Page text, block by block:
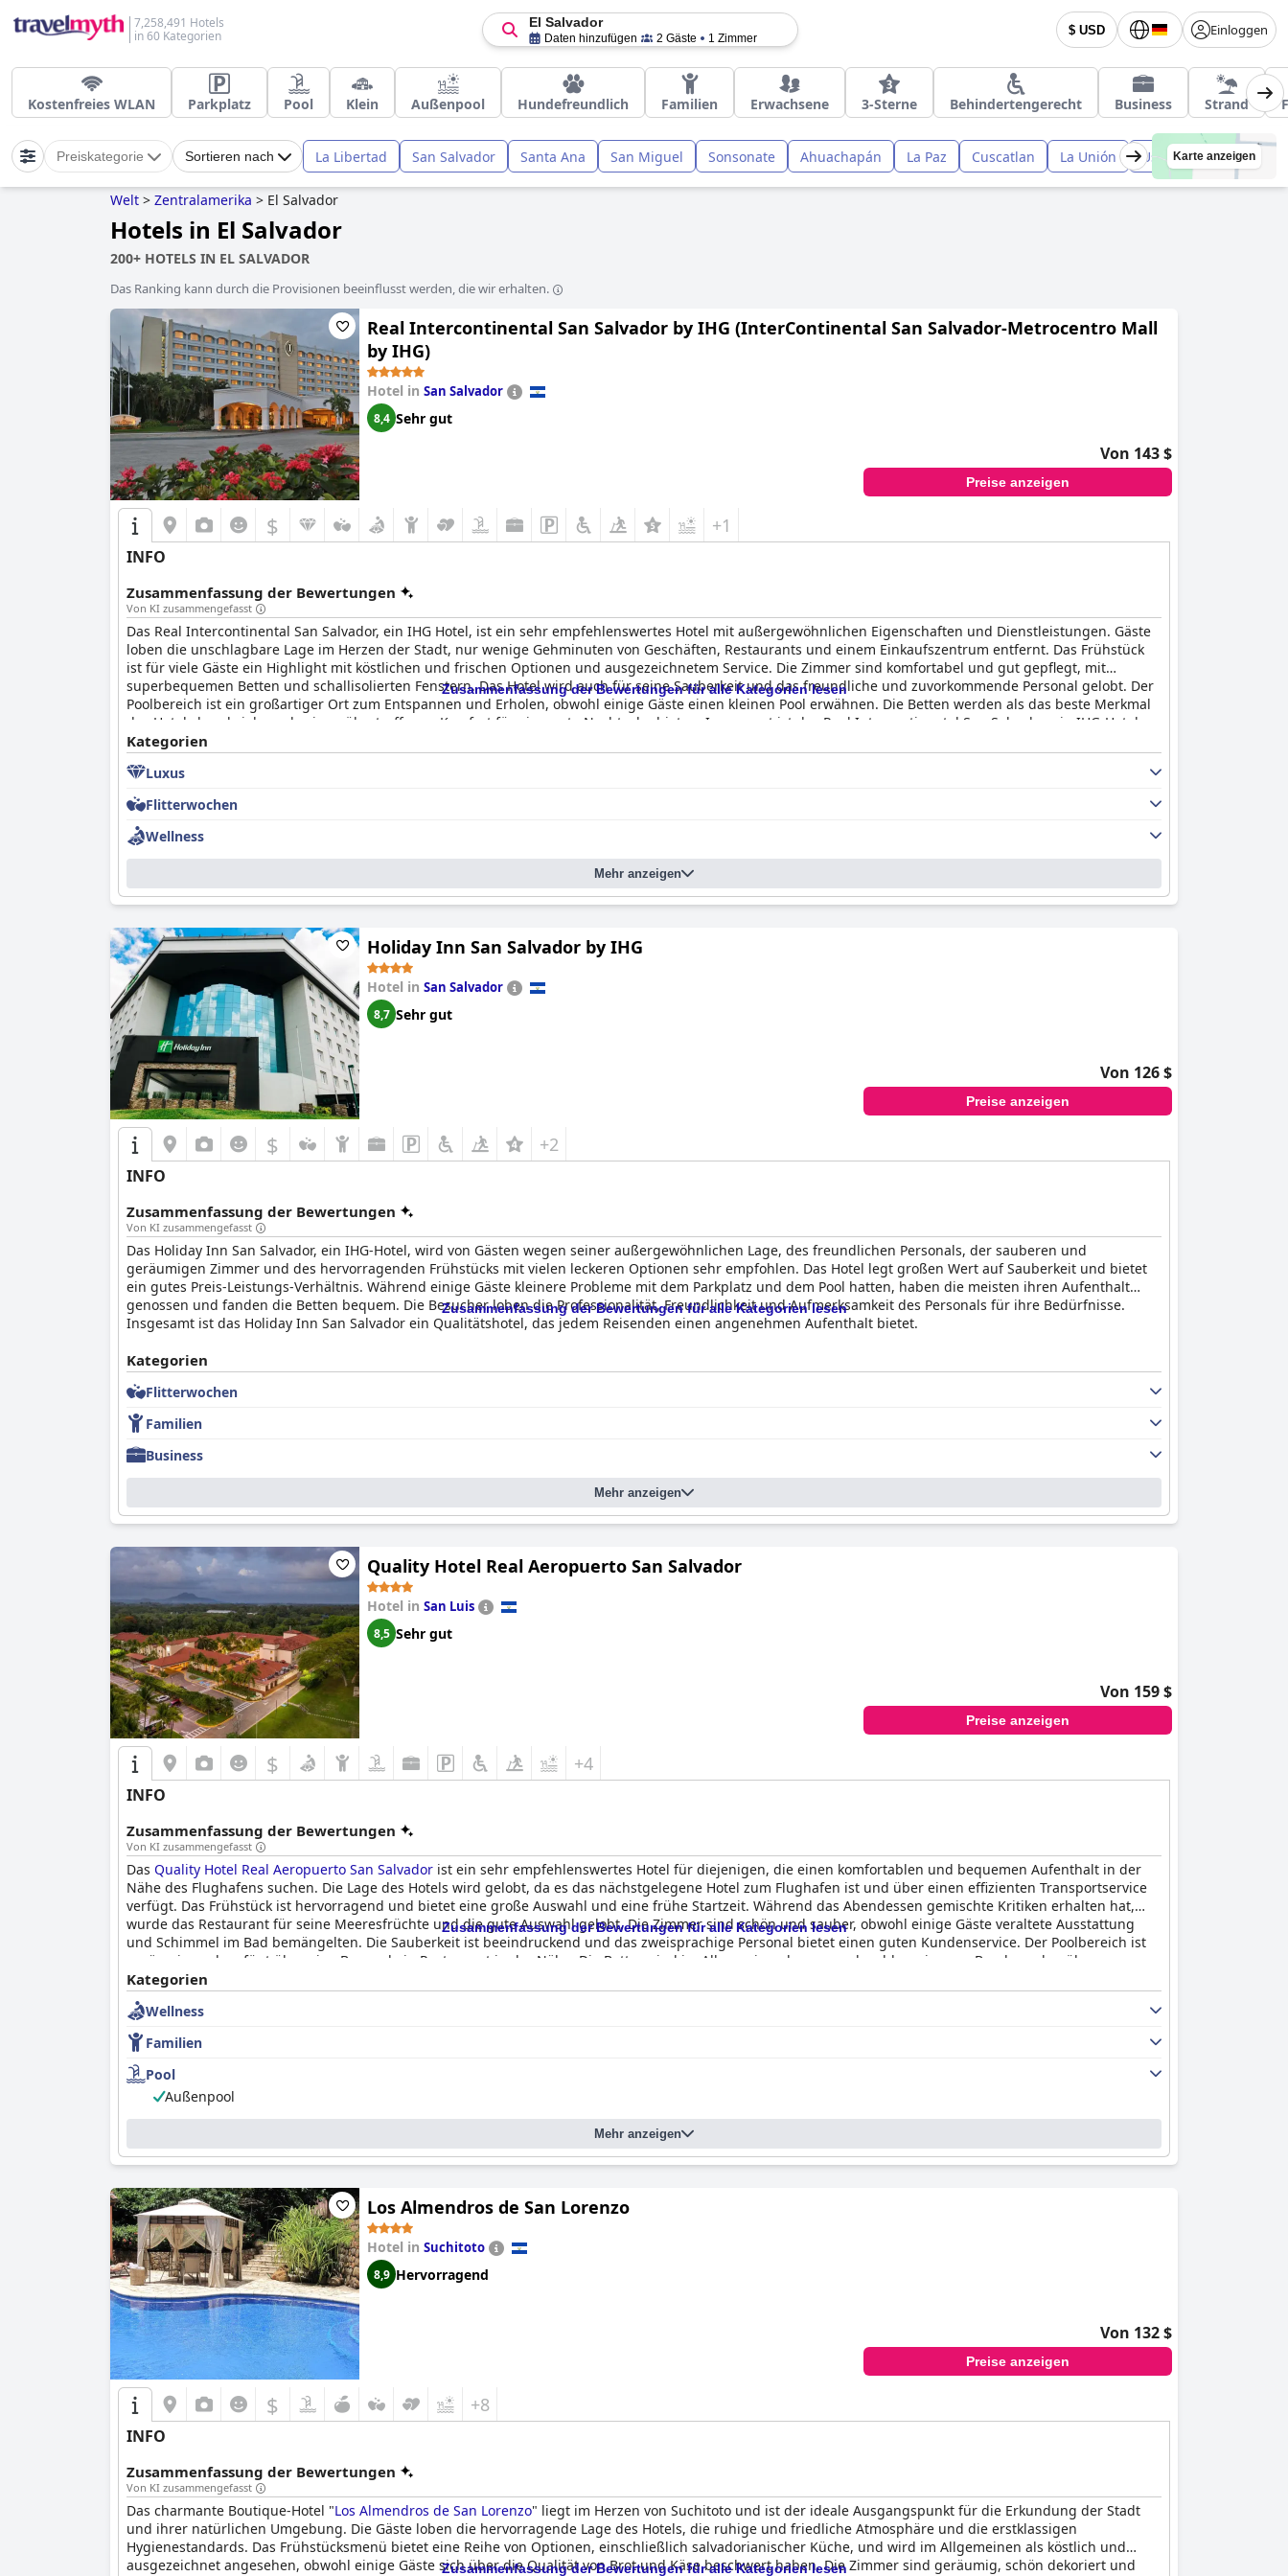
7,258,491 Hotels
in 60 Kategorien
$ USD Einloggen
El Salvador
Daten hinzufügen 2 Gäste 1 Zimmer
Kostenfreies WLAN Parkplatz Pool Klein Außenpool Hundefreundlich Familien Erwachsene 3-Sterne Behindertengerecht Business Strand
Preiskategorie Sortieren nach La Libertad San Salvador Santa Ana San Miguel Sonsonate Ahuachapán La Paz Cuscatlan La Unión UsulutánKarte anzeigen
Welt > Zentralamerika > El Salvador
Hotels in El Salvador
200+ HOTELS IN EL SALVADOR
Das Ranking kann durch die Provisionen beeinflusst werden, die wir erhalten.
Real Intercontinental San Salvador by IHG (InterContinental San Salvador-Metrocentro Mall
by IHG)
Hotel in San Salvador
8,4 Sehr gut
Von 143 $
Preise anzeigen
$ +1
INFO
Zusammenfassung der Bewertungen
Von KI zusammengefasst
Das Real Intercontinental San Salvador, ein IHG Hotel, ist ein sehr empfehlenswertes Hotel mit außergewöhnlichen Eigenschaften und Dienstleistungen. Gäste
loben die unschlagbare Lage im Herzen der Stadt, nur wenige Gehminuten von Geschäften, Restaurants und einem Einkaufszentrum entfernt. Das Frühstück
ist für viele Gäste ein Highlight mit köstlichen und frischen Optionen und ausgezeichnetem Service. Die Zimmer sind komfortabel und gut gepflegt, mit
superbequemen Betten und schallisolierten Fenstern. Das Hotel wird auch für seine Sauberkeit und das freundliche und zuvorkommende Personal gelobt. Der
Poolbereich ist ein großartiger Ort zum Entspannen und Erholen, obwohl einige Gäste einen kleinen Pool erwähnen. Die Betten werden als das beste Merkmal
des Hotels beschrieben, da sie unübertroffenen Komfort für eine gute Nachtruhe bieten. Insgesamt ist das Real Intercontinental San Salvador, ein IHG-Hotel,
für Reisende, die einen angenehmen und komfortablen Aufenthalt suchen, sehr zu empfehlen.
Zusammenfassung der Bewertungen für alle Kategorien lesen
Kategorien
Luxus
Flitterwochen
Wellness
Mehr anzeigen
Holiday Inn San Salvador by IHG
Hotel in San Salvador
8,7 Sehr gut
Von 126 $
Preise anzeigen
$ +2
INFO
Zusammenfassung der Bewertungen
Von KI zusammengefasst
Das Holiday Inn San Salvador, ein IHG-Hotel, wird von Gästen wegen seiner außergewöhnlichen Lage, des freundlichen Personals, der sauberen und
geräumigen Zimmer und des hervorragenden Frühstücks mit vielen leckeren Optionen sehr empfohlen. Das Hotel legt großen Wert auf Sauberkeit und bietet
ein gutes Preis-Leistungs-Verhältnis. Während einige Gäste kleinere Probleme mit dem Parkplatz und dem Pool hatten, haben die meisten ihren Aufenthalt
genossen und fanden die Betten bequem. Die Besucher loben die Professionalität, Freundlichkeit und Aufmerksamkeit des Personals für ihre Bedürfnisse.
Insgesamt ist das Holiday Inn San Salvador ein Qualitätshotel, das jedem Reisenden einen angenehmen Aufenthalt bietet.
Zusammenfassung der Bewertungen für alle Kategorien lesen
Kategorien
Flitterwochen
Familien
Business
Mehr anzeigen
Quality Hotel Real Aeropuerto San Salvador
Hotel in San Luis
8,5 Sehr gut
Von 159 $
Preise anzeigen
$ +4
INFO
Zusammenfassung der Bewertungen
Von KI zusammengefasst
Das Quality Hotel Real Aeropuerto San Salvador ist ein sehr empfehlenswertes Hotel für diejenigen, die einen komfortablen und bequemen Aufenthalt in der
Nähe des Flughafens suchen. Die Lage des Hotels wird gelobt, da es das nächstgelegene Hotel zum Flughafen ist und über einen effizienten Transportservice
verfügt. Das Frühstück ist hervorragend und bietet eine große Auswahl und eine frühe Startzeit. Während das Abendessen gemischte Kritiken erhalten hat,
wurde das Restaurant für seine Meeresfrüchte und die gute Auswahl gelobt. Die Zimmer sind schön und sauber, obwohl einige Gäste veraltete Ausstattung
und Schimmel im Bad bemängelten. Die Sauberkeit ist beeindruckend und das zweisprachige Personal bietet einen guten Kundenservice. Der Poolbereich ist
geräumig und verfügt über eine Bar und ein Restaurant in der Nähe. Die Betten sind im Allgemeinen bequem, obwohl es ein paar Beschwerden über
knarrende Betten oder minderwertige Kissen gab. Insgesamt haben die Gäste positive Erfahrungen mit dem außergewöhnlichen Personal und den praktischen
Annehmlichkeiten des Hotels gemacht, was es zu einer Top-Wahl für Reisende macht.
Zusammenfassung der Bewertungen für alle Kategorien lesen
Kategorien
Wellness
Familien
Pool
Außenpool
Mehr anzeigen
Los Almendros de San Lorenzo
Hotel in Suchitoto
8,9 Hervorragend
Von 132 $
Preise anzeigen
$ +8
INFO
Zusammenfassung der Bewertungen
Von KI zusammengefasst
Das charmante Boutique-Hotel "Los Almendros de San Lorenzo" liegt im Herzen von Suchitoto und ist der ideale Ausgangspunkt für die Erkundung der Stadt
und ihrer natürlichen Umgebung. Die Gäste loben die hervorragende Lage des Hotels, die ruhige und friedliche Atmosphäre und die erstklassigen
Hygienestandards. Das Frühstücksmenü bietet eine Reihe von Optionen, einschließlich salvadorianischer Küche, und wird im Allgemeinen als köstlich und
ausgezeichnet angesehen, obwohl einige Gäste sich über die Qualität von Brot und Käse beschwert haben. Die Zimmer sind geräumig, schön dekoriert und
Zusammenfassung der Bewertungen für alle Kategorien lesen